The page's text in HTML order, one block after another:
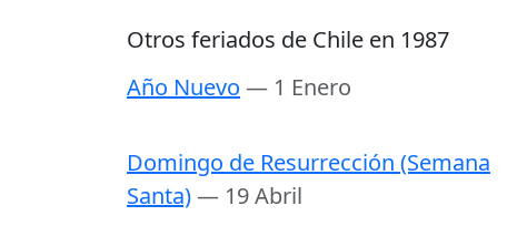
Otros feriados de Chile en 1987
Año Nuevo — 1 Enero
Domingo de Resurrección (Semana
Santa)— 19 Abril